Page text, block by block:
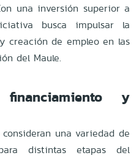
una inversión superior a
busca impulsar la
creación de empleo en las
del Maule.
y
una variedad de
distintas etapas del